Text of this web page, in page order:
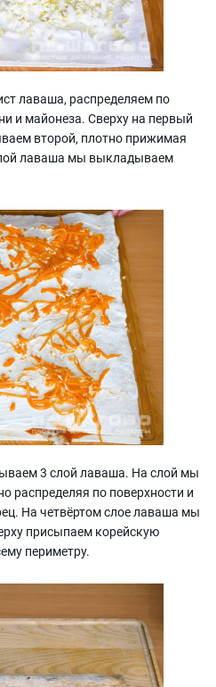
лаваша, распределяем по
и майонеза. Сверху на первый
второй, плотно прижимая
лаваша мы выкладываем
3 слой лаваша. На слой мы
распределяя по поверхности и
На четвёртом слое лаваша мы
присыпаем корейскую
периметру.